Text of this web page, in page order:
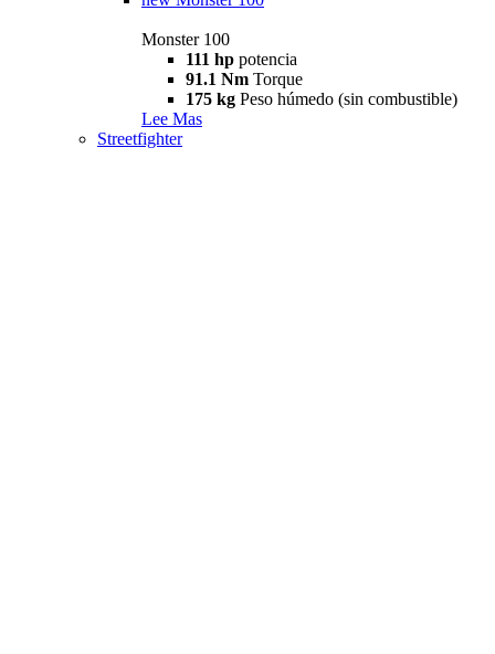
Monster 100
111 hp potencia
91.1 Nm Torque
175 kg Peso húmedo (sin combustible)
Lee Mas
Streetfighter